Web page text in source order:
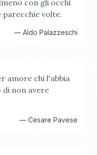
con gli occhi
volte.
— Aldo Palazzeschi
amore chi l'abbia
non avere
— Cesare Pavese